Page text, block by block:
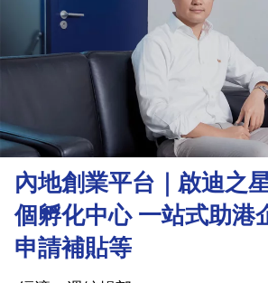
理
財
商
業
內地創業平台｜啟迪之
個孵化中心 一站式助港
申請補貼等